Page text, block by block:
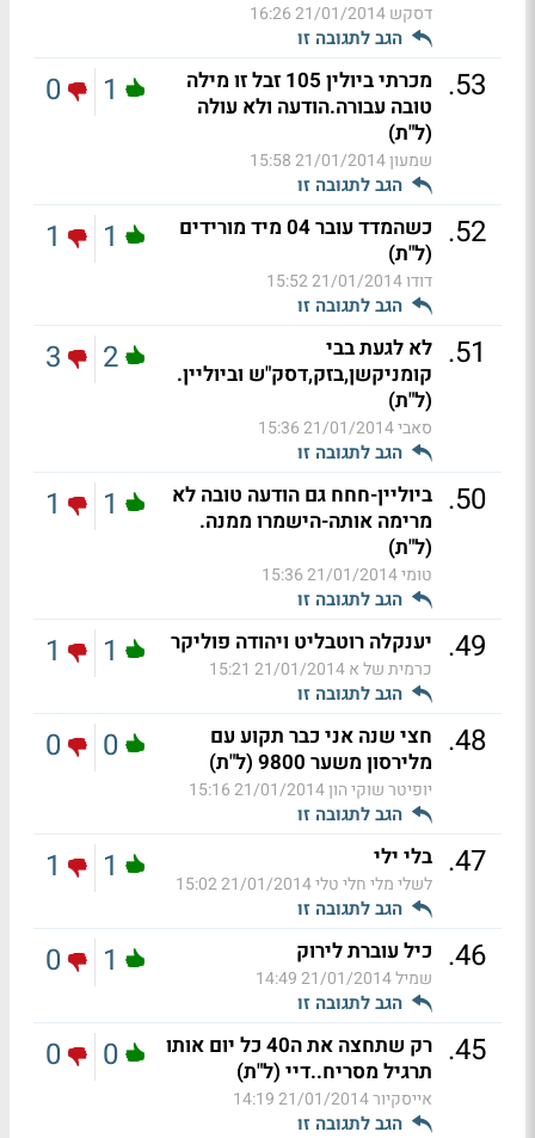
דסקש21/01/2014 16:26
הגב לתגובה זו
53
.
מכרתי ביולין 105 זבל זו מילה
טובה עבורה.הודעה ולא עולה
(ל"ת)
שמעון21/01/2014 15:58
הגב לתגובה זו
1
0
52
.
כשהמדד עובר 04 מיד מורידים
(ל"ת)
דודו21/01/2014 15:52
הגב לתגובה זו
1
1
51
. לא לגעת בבי
קומניקשן,בזק,דסק"ש וביוליין.
(ל"ת)
סאבי21/01/2014 15:36
הגב לתגובה זו
2
3
50
. ביוליין-חחח גם הודעה טובה לא
מרימה אותה-הישמרו ממנה.
(ל"ת)
טומי21/01/2014 15:36
הגב לתגובה זו
1
1
49
. יענקלה רוטבליט ויהודה פוליקר
כרמית של א21/01/2014 15:21
הגב לתגובה זו
1
1
48
. חצי שנה אני כבר תקוע עם
מלירסון משער 9800 (ל"ת)
יופיטר שוקי הון21/01/2014 15:16
הגב לתגובה זו
0
0
47
. בלי ילי
לשלי מלי חלי טלי21/01/2014 15:02
הגב לתגובה זו
1
1
46
. כיל עוברת לירוק
שמיל21/01/2014 14:49
הגב לתגובה זו
1
0
45
.
רק שתחצה את ה40 כל יום אותו
תרגיל מסריח..דיי (ל"ת)
אייסקיור21/01/2014 14:19
הגב לתגובה זו
0
0